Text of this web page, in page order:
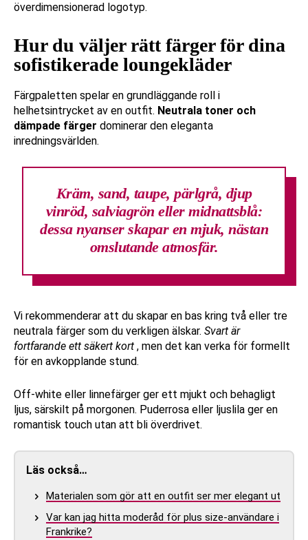
överdimensionerad logotyp.
Hur du väljer rätt färger för dina
sofistikerade loungekläder
Färgpaletten spelar en grundläggande roll i
helhetsintrycket av en outfit. Neutrala toner och
dämpade färger dominerar den eleganta
inredningsvärlden.
Kräm, sand, taupe, pärlgrå, djup
vinröd, salviagrön eller midnattsblå:
dessa nyanser skapar en mjuk, nästan
omslutande atmosfär.
Vi rekommenderar att du skapar en bas kring två eller tre
neutrala färger som du verkligen älskar. Svart är
fortfarande ett säkert kort , men det kan verka för formellt
för en avkopplande stund.
Off-white eller linnefärger ger ett mjukt och behagligt
ljus, särskilt på morgonen. Puderrosa eller ljuslila ger en
romantisk touch utan att bli överdrivet.
Läs också…
Materialen som gör att en outfit ser mer elegant ut
Var kan jag hitta moderåd för plus size-användare i
Frankrike?